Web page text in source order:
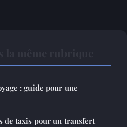
: guide pour une
de taxis pour un transfert